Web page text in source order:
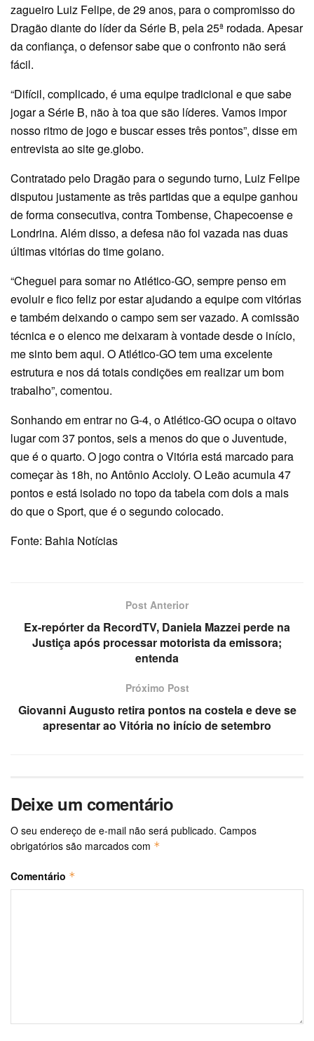
zagueiro Luiz Felipe, de 29 anos, para o compromisso do
Dragão diante do líder da Série B, pela 25ª rodada. Apesar
da confiança, o defensor sabe que o confronto não será
fácil.
“Difícil, complicado, é uma equipe tradicional e que sabe
jogar a Série B, não à toa que são líderes. Vamos impor
nosso ritmo de jogo e buscar esses três pontos”, disse em
entrevista ao site ge.globo.
Contratado pelo Dragão para o segundo turno, Luiz Felipe
disputou justamente as três partidas que a equipe ganhou
de forma consecutiva, contra Tombense, Chapecoense e
Londrina. Além disso, a defesa não foi vazada nas duas
últimas vitórias do time goiano.
“Cheguei para somar no Atlético-GO, sempre penso em
evoluir e fico feliz por estar ajudando a equipe com vitórias
e também deixando o campo sem ser vazado. A comissão
técnica e o elenco me deixaram à vontade desde o início,
me sinto bem aqui. O Atlético-GO tem uma excelente
estrutura e nos dá totais condições em realizar um bom
trabalho”, comentou.
Sonhando em entrar no G-4, o Atlético-GO ocupa o oitavo
lugar com 37 pontos, seis a menos do que o Juventude,
que é o quarto. O jogo contra o Vitória está marcado para
começar às 18h, no Antônio Accioly. O Leão acumula 47
pontos e está isolado no topo da tabela com dois a mais
do que o Sport, que é o segundo colocado.
Fonte: Bahia Notícias
Post Anterior
Ex-repórter da RecordTV, Daniela Mazzei perde na
Justiça após processar motorista da emissora;
entenda
Próximo Post
Giovanni Augusto retira pontos na costela e deve se
apresentar ao Vitória no início de setembro
Deixe um comentário
O seu endereço de e-mail não será publicado. Campos
obrigatórios são marcados com *
Comentário *